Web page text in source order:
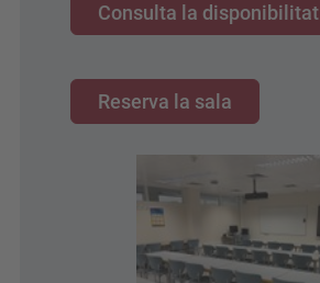
Consulta la disponibilitat
Reserva la sala